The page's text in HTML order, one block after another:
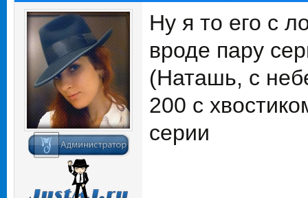
Ну я то его с
вроде пару
(Наташь, с
200 с
серии